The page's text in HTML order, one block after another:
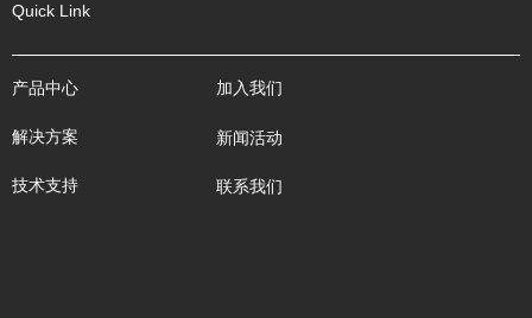
Quick Link
产品中心
解决方案
技术支持
加入我们
新闻活动
联系我们